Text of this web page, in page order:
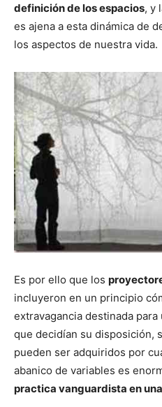
n n
definición de los espacios, y
es ajena a esta dinámica de
los aspectos de nuestra vida.
Es por ello que los
incluyeron en un principio
extravagancia destinada
que decidían su disposición,
pueden ser adquiridos por
abanico de variables es
practica vanguardista en